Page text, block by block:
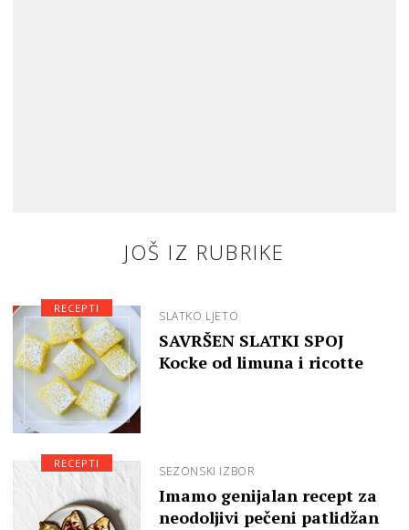
JOŠ IZ RUBRIKE
SLATKO LJETO
SAVRŠEN SLATKI SPOJ
Kocke od limuna i ricotte
RECEPTI
SEZONSKI IZBOR
Imamo genijalan recept za
neodoljivi pečeni patlidžan
RECEPTI